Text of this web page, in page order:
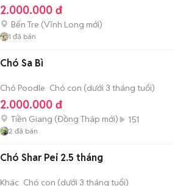
2.000.000 đ
Bến Tre (Vĩnh Long mới)
1 đã bán
Chó Sa Bì
Chó Poodle Chó con (dưới 3 tháng tuổi)
2.000.000 đ
Tiền Giang (Đồng Tháp mới) 151
2 đã bán
Chó Shar Pei 2.5 tháng
Khác Chó con (dưới 3 tháng tuổi)